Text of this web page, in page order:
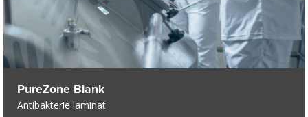
PureZone Blank
Antibakterie laminat